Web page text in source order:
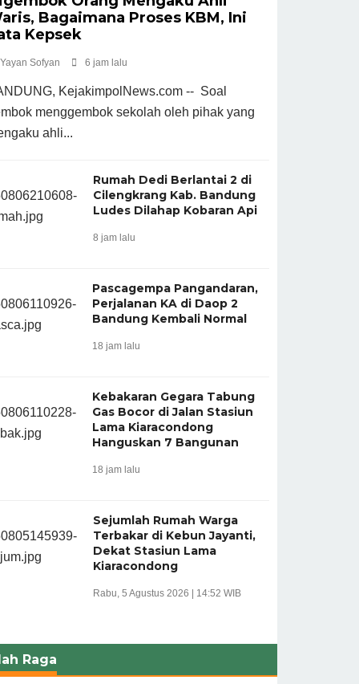
Bagaimana Proses KBM, Ini
Kepsek
Yayan Sofyan 6 jam lalu
KejakimpolNews.com -- Soal
menggembok sekolah oleh pihak yang
ahli...
Rumah Dedi Berlantai 2 di
Cilengkrang Kab. Bandung
Ludes Dilahap Kobaran Api
8 jam lalu
Pascagempa Pangandaran,
Perjalanan KA di Daop 2
Bandung Kembali Normal
18 jam lalu
Kebakaran Gegara Tabung
Gas Bocor di Jalan Stasiun
Lama Kiaracondong
Hanguskan 7 Bangunan
18 jam lalu
Sejumlah Rumah Warga
Terbakar di Kebun Jayanti,
Dekat Stasiun Lama
Kiaracondong
Rabu, 5 Agustus 2026 | 14:52 WIB
Raga